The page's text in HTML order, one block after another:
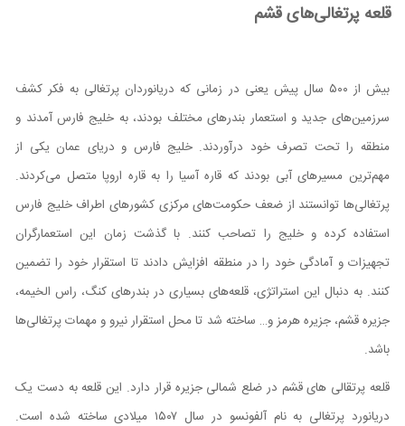
قلعه پرتغالی‌های قشم
بیش از ۵۰۰ سال پیش یعنی در زمانی که دریانوردان پرتغالی به فکر کشف
سرزمین‌های جدید و استعمار بندر‌های مختلف بودند، به خلیج فارس آمدند و
منطقه را تحت تصرف خود درآوردند. خلیج فارس و دریای عمان یکی از
مهم‌ترین مسیر‌های آبی بودند که قاره آسیا را به قاره اروپا متصل می‌کردند.
پرتغالی‌ها توانستند از ضعف حکومت‌های مرکزی کشور‌های اطراف خلیج فارس
استفاده کرده و خلیج را تصاحب کنند. با‌ گذشت زمان این استعمارگران
تجهیزات و آمادگی خود را در منطقه افزایش دادند تا استقرار خود را تضمین
کنند. به دنبال این استراتژی‌، قلعه‌های بسیاری در بندر‌های کنگ، راس الخیمه،
جزیره قشم، جزیره هرمز و… ساخته شد تا محل استقرار نیرو و مهمات پرتغالی‌ها
باشد.
قلعه پرتقالی ‌های قشم در ضلع شمالی جزیره قرار دارد. این قلعه به دست یک
دریانورد پرتغالی به نام آلفونسو در سال ۱۵۰۷ میلادی ساخته شده است.